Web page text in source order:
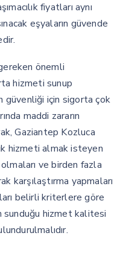
fiyatları aynı
eşyaların güvende
önemli
hizmeti sunup
güvenliği için sigorta çok
maddi zararın
Gaziantep Kozluca
hizmeti almak isteyen
ve birden fazla
karşılaştırma yapmaları
belirli kriterlere göre
sunduğu hizmet kalitesi